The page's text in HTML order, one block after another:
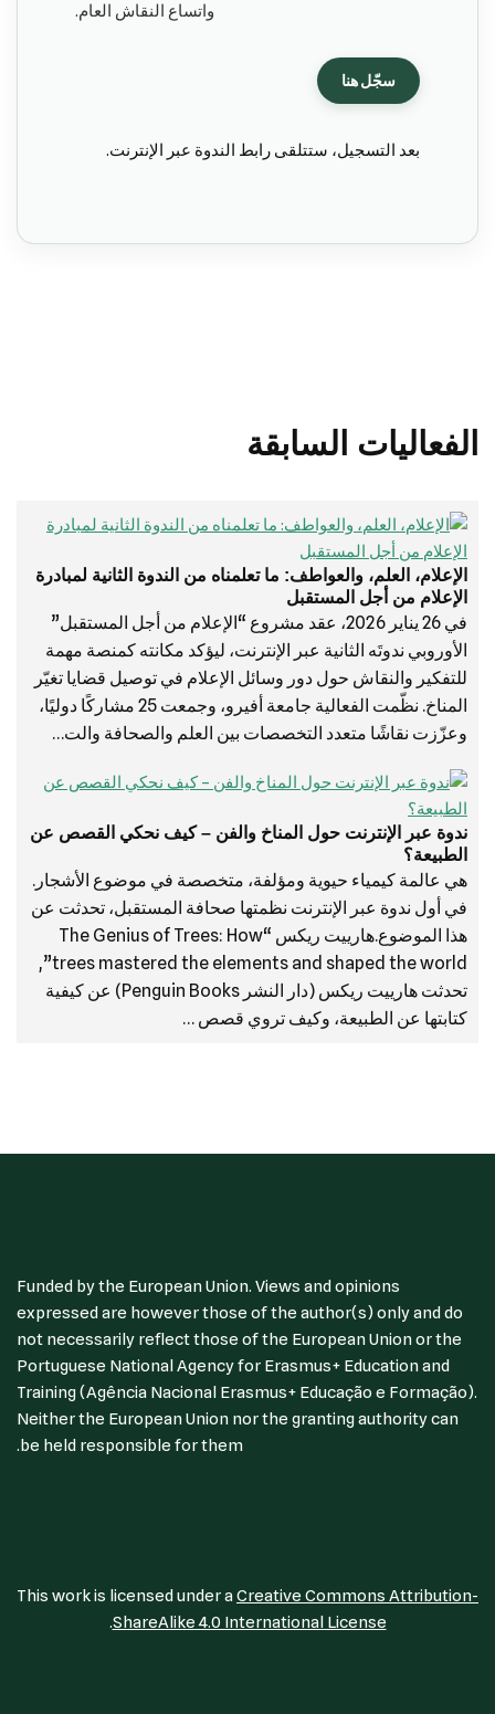
واتساع النقاش العام.
سجّل هنا
بعد التسجيل، ستتلقى رابط الندوة عبر الإنترنت.
الفعاليات السابقة
الإعلام، العلم، والعواطف: ما تعلمناه من الندوة الثانية لمبادرة
الإعلام من أجل المستقبل
في 26 يناير 2026، عقد مشروع “الإعلام من أجل المستقبل”
الأوروبي ندوتَه الثانية عبر الإنترنت، ليؤكد مكانته كمنصة مهمة
للتفكير والنقاش حول دور وسائل الإعلام في توصيل قضايا تغيّر
المناخ. نظّمت الفعالية جامعة أفيرو، وجمعت 25 مشاركًا دوليًا،
وعزّزت نقاشًا متعدد التخصصات بين العلم والصحافة والت…
ندوة عبر الإنترنت حول المناخ والفن – كيف نحكي القصص عن
الطبيعة؟
هي عالمة كيمياء حيوية ومؤلفة، متخصصة في موضوع الأشجار.
في أول ندوة عبر الإنترنت نظمتها صحافة المستقبل، تحدثت عن
هذا الموضوع.هارييت ريكس “The Genius of Trees: How
trees mastered the elements and shaped the world”,
تحدثت هارييت ريكس (دار النشر Penguin Books) عن كيفية
كتابتها عن الطبيعة، وكيف تروي قصص …
Funded by the European Union. Views and opinions
expressed are however those of the author(s) only and do
not necessarily reflect those of the European Union or the
Portuguese National Agency for Erasmus+ Education and
Training (Agência Nacional Erasmus+ Educação e Formação).
Neither the European Union nor the granting authority can
be held responsible for them.
This work is licensed under aCreative Commons Attribution-
ShareAlike 4.0 International License
.